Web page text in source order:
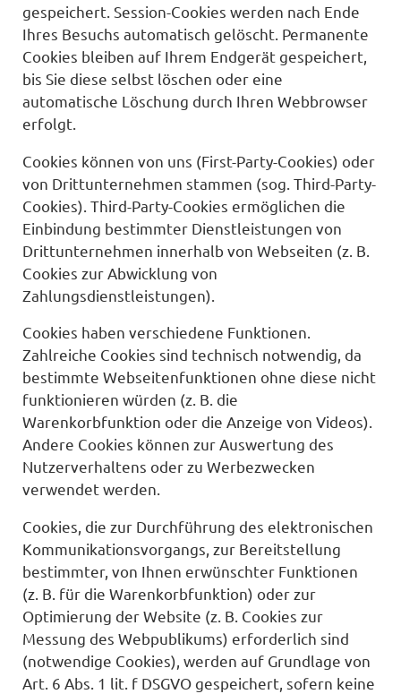
gespeichert. Session-Cookies werden nach Ende
Ihres Besuchs automatisch gelöscht. Permanente
Cookies bleiben auf Ihrem Endgerät gespeichert,
bis Sie diese selbst löschen oder eine
automatische Löschung durch Ihren Webbrowser
erfolgt.
Cookies können von uns (First-Party-Cookies) oder
von Drittunternehmen stammen (sog. Third-Party-
Cookies). Third-Party-Cookies ermöglichen die
Einbindung bestimmter Dienstleistungen von
Drittunternehmen innerhalb von Webseiten (z. B.
Cookies zur Abwicklung von
Zahlungsdienstleistungen).
Cookies haben verschiedene Funktionen.
Zahlreiche Cookies sind technisch notwendig, da
bestimmte Webseitenfunktionen ohne diese nicht
funktionieren würden (z. B. die
Warenkorbfunktion oder die Anzeige von Videos).
Andere Cookies können zur Auswertung des
Nutzerverhaltens oder zu Werbezwecken
verwendet werden.
Cookies, die zur Durchführung des elektronischen
Kommunikationsvorgangs, zur Bereitstellung
bestimmter, von Ihnen erwünschter Funktionen
(z. B. für die Warenkorbfunktion) oder zur
Optimierung der Website (z. B. Cookies zur
Messung des Webpublikums) erforderlich sind
(notwendige Cookies), werden auf Grundlage von
Art. 6 Abs. 1 lit. f DSGVO gespeichert, sofern keine